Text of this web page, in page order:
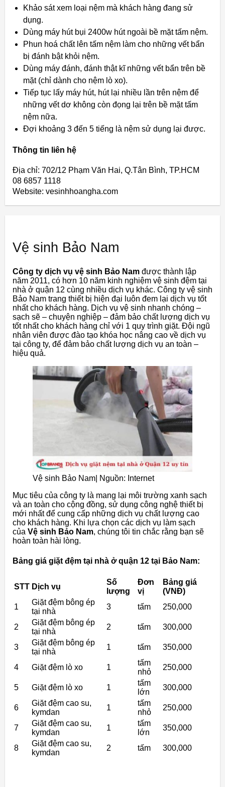
Khảo sát xem loại nệm mà khách hàng đang sử
dụng.
Dùng máy hút bụi 2400w hút ngoài bề mặt tấm nệm.
Phun hoá chất lên tấm nệm làm cho những vết bẩn
bị đánh bật khỏi nệm.
Dùng máy đánh, đánh thật kĩ những vết bẩn trên bề
mặt (chỉ dành cho nệm lò xo).
Tiếp tục lấy máy hút, hút lại nhiều lần trên nệm để
những vết dơ không còn đọng lại trên bề mặt tấm
nệm nữa.
Đợi khoảng 3 đến 5 tiếng là nệm sử dụng lại được.
Thông tin liên hệ
Địa chỉ: 702/12 Phạm Văn Hai, Q.Tân Bình, TP.HCM
08 6857 1118
Website: vesinhhoangha.com
Vệ sinh Bảo Nam
Công ty dịch vụ vệ sinh Bảo Nam được thành lập
năm 2011, có hơn 10 năm kinh nghiệm vệ sinh đệm tại
nhà ở quận 12 cùng nhiều dịch vụ khác. Công ty vệ sinh
Bảo Nam trang thiết bị hiện đại luôn đem lại dịch vụ tốt
nhất cho khách hàng. Dịch vụ vệ sinh nhanh chóng –
sạch sẽ – chuyện nghiệp – đảm bảo chất lượng dịch vụ
tốt nhất cho khách hàng chỉ với 1 quy trình giặt. Đội ngũ
nhân viên được đào tạo khóa học nâng cao về dịch vụ
tại công ty, để đảm bảo chất lượng dịch vụ an toàn –
hiệu quả.
Vệ sinh Bảo Nam| Nguồn: Internet
Mục tiêu của công ty là mang lại môi trường xanh sạch
và an toàn cho cộng đồng, sử dụng công nghệ thiết bị
mới nhất để cung cấp những dịch vụ chất lượng cao
cho khách hàng. Khi lựa chọn các dịch vụ làm sạch
của Vệ sinh Bảo Nam, chúng tôi tin chắc rằng bạn sẽ
hoàn toàn hài lòng.
Bảng giá giặt đệm tại nhà ở quận 12 tại Bảo Nam:
STT Dịch vụ
Số
lượng
Đơn
vị
Bảng giá
(VNĐ)
1
Giặt đệm bông ép
tại nhà
3 tấm 250,000
2
Giặt đệm bông ép
tại nhà
2 tấm 300,000
3
Giặt đệm bông ép
tại nhà
1 tấm 350,000
4 Giặt đệm lò xo 1
tấm
nhỏ
250,000
5 Giặt đệm lò xo 1
tấm
lớn
300,000
6
Giặt đệm cao su,
kymdan
1
tấm
nhỏ
250,000
7
Giặt đệm cao su,
kymdan
1
tấm
lớn
350,000
8
Giặt đệm cao su,
kymdan
2 tấm 300,000